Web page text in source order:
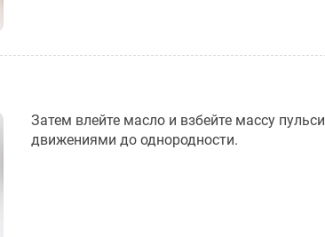
Затем влейте масло и взбейте массу
движениями до однородности.